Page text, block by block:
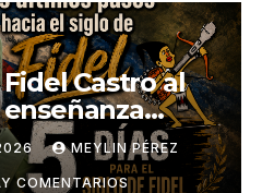
Castro al
universal
MEYLIN PÉREZ
COMENTARIOS